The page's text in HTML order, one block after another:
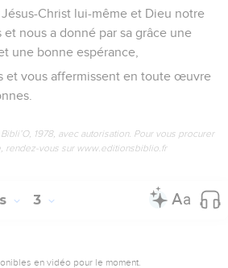
Christ lui-même et Dieu notre
et nous a donné par sa grâce une
une bonne espérance,
et vous affermissent en toute œuvre
1978, avec autorisation. Pour vous procurer
rendez-vous sur www.editionsbiblio.fr
3
en vidéo pour le moment.